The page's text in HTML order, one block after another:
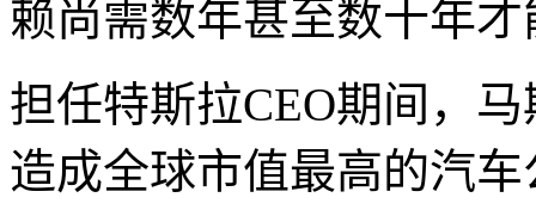
赖尚需数年甚至数十年
担任特斯拉CEO期间，
造成全球市值最高的汽